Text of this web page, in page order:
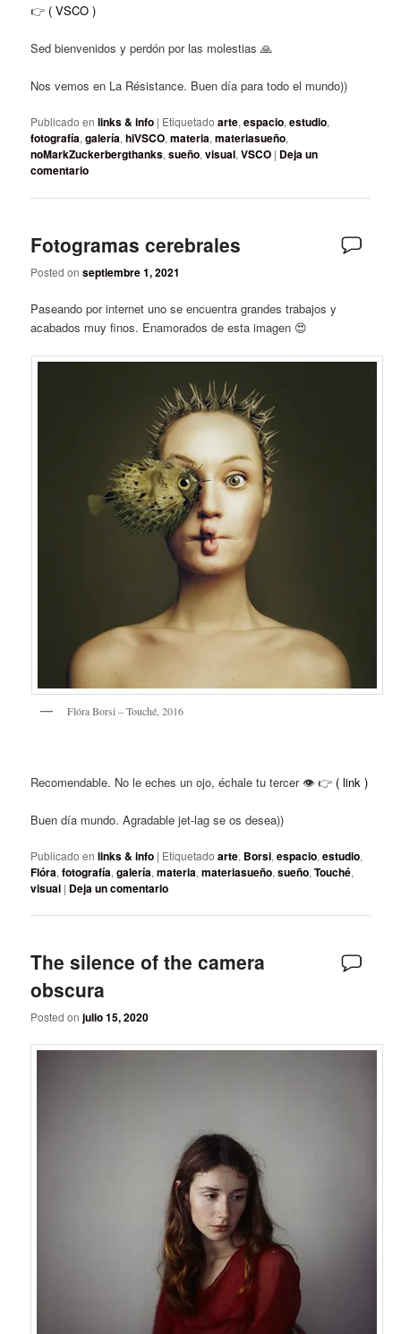
👉 ( VSCO )
Sed bienvenidos y perdón por las molestias 🙏
Nos vemos en La Résistance. Buen día para todo el mundo))
Publicado en links & info | Etiquetado arte,espacio,estudio,
fotografía,galería,hiVSCO,materia,materiasueño,
noMarkZuckerbergthanks,sueño,visual,VSCO | Deja un
comentario
Fotogramas cerebrales
Posted onseptiembre 1, 2021
Paseando por internet uno se encuentra grandes trabajos y
acabados muy finos. Enamorados de esta imagen 😍
Flóra Borsi – Touché, 2016
Recomendable. No le eches un ojo, échale tu tercer 👁 👉 ( link )
Buen día mundo. Agradable jet-lag se os desea))
Publicado en links & info | Etiquetado arte, Borsi,espacio,estudio,
Flóra,fotografía,galería,materia,materiasueño,sueño,Touché,
visual | Deja un comentario
The silence of the camera
obscura
Posted onjulio 15, 2020